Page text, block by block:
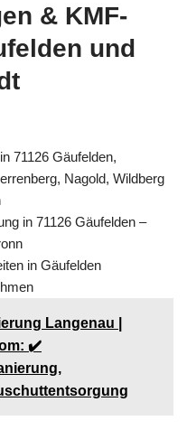
& KMF-
und
71126 Gäufelden,
Nagold, Wildberg
in 71126 Gäufelden –
in Gäufelden
Langenau |
✔️